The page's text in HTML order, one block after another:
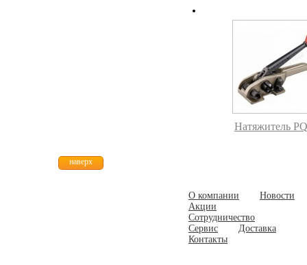
Натяжитель
О компании
Новости
Акции
Сотрудничество
Сервис
Доставка
Контакты
наверх